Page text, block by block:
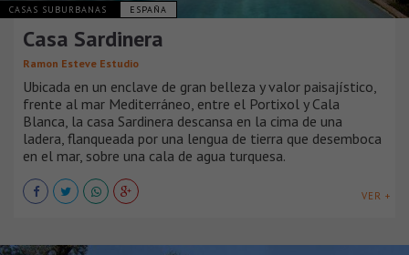
CASAS SUBURBANAS ESPAÑA
Casa Sardinera
Ramon Esteve Estudio
Ubicada en un enclave de gran belleza y valor paisajístico,
frente al mar Mediterráneo, entre el Portixol y Cala
Blanca, la casa Sardinera descansa en la cima de una
ladera, flanqueada por una lengua de tierra que desemboca
en el mar, sobre una cala de agua turquesa.
VER +